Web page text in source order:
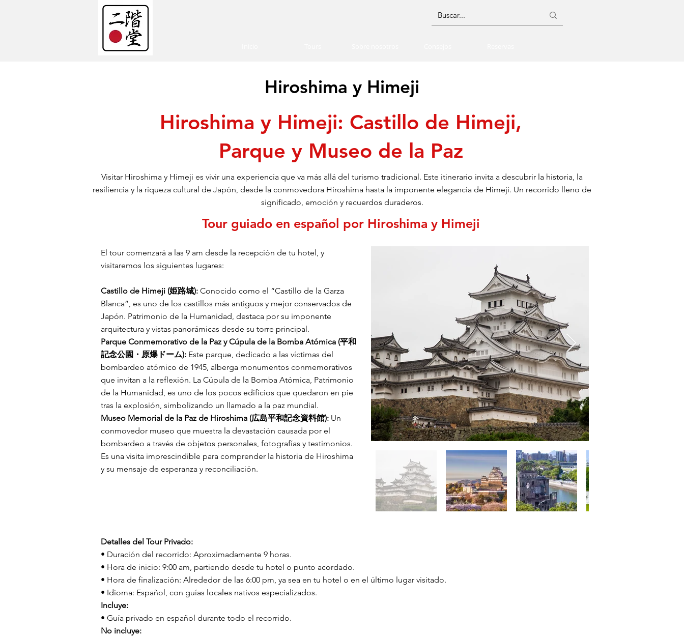
Hiroshima y Himeji
Hiroshima y Himeji: Castillo de Himeji,
Parque y Museo de la Paz
Visitar Hiroshima y Himeji es vivir una experiencia que va más allá del turismo tradicional. Este itinerario invita a descubrir la historia, la
resiliencia y la riqueza cultural de Japón, desde la conmovedora Hiroshima hasta la imponente elegancia de Himeji. Un recorrido lleno de
significado, emoción y recuerdos duraderos.
Tour guiado en español por Hiroshima y Himeji
El tour comenzará a las 9 am desde la recepción de tu hotel, y
visitaremos los siguientes lugares:
Castillo de Himeji (姫路城): Conocido como el “Castillo de la Garza
Blanca”, es uno de los castillos más antiguos y mejor conservados de
Japón. Patrimonio de la Humanidad, destaca por su imponente
arquitectura y vistas panorámicas desde su torre principal.
Parque Conmemorativo de la Paz y Cúpula de la Bomba Atómica (平和
記念公園・原爆ドーム): Este parque, dedicado a las víctimas del
bombardeo atómico de 1945, alberga monumentos conmemorativos
que invitan a la reflexión. La Cúpula de la Bomba Atómica, Patrimonio
de la Humanidad, es uno de los pocos edificios que quedaron en pie
tras la explosión, simbolizando un llamado a la paz mundial.
Museo Memorial de la Paz de Hiroshima (広島平和記念資料館): Un
conmovedor museo que muestra la devastación causada por el
bombardeo a través de objetos personales, fotografías y testimonios.
Es una visita imprescindible para comprender la historia de Hiroshima
y su mensaje de esperanza y reconciliación.
Detalles del Tour Privado:
• Duración del recorrido: Aproximadamente 9 horas.
• Hora de inicio: 9:00 am, partiendo desde tu hotel o punto acordado.
• Hora de finalización: Alrededor de las 6:00 pm, ya sea en tu hotel o en el último lugar visitado.
• Idioma: Español, con guías locales nativos especializados.
Incluye:
• Guía privado en español durante todo el recorrido.
No incluye: